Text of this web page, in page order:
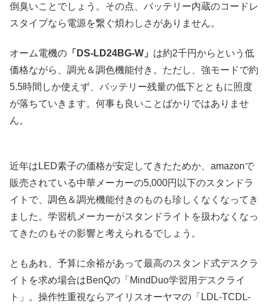
倒臭いことでしょう。その点、バッテリー内蔵のコードレ
スタイプなら電源を繋ぐ煩わしさがありません。
オーム電機の 「DS-LD24BG-W」 は約2千円からという低
価格ながら、調光＆調色機能付き。ただし、強モードで約
5.5時間しか使えず、バッテリー残量の低下とともに照度
が落ちていきます。何事も良いことばかりではありませ
ん。
近年はLED素子の価格が安定してきたためか、amazonで
販売されている中華メーカーの5,000円以下のスタンドラ
イトで、調色＆調光機能付きのものも珍しくなくなってき
ました。学習机メーカーがスタンドライトを扱わなくなっ
てきたのもその影響と考えられるでしょう。
ともあれ、予算に余裕があって最高のスタンド式デスクラ
イトを求め場合はBenQの「MindDuo学習用デスクライ
ト」。操作性重視ならアイリスオーヤマの「LDL-TCDL-